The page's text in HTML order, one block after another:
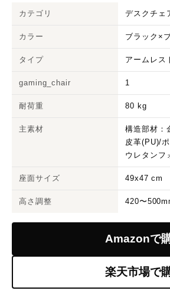
カテゴリ デスクチェ
カラー ブラック×
タイプ アームレス
gaming_chair 1
耐荷重 80 kg
主素材
構造部材：
皮革(PU)/
ウレタンフ
座面サイズ 49x47 cm
高さ調整 420〜
Amazonで
楽天市場で